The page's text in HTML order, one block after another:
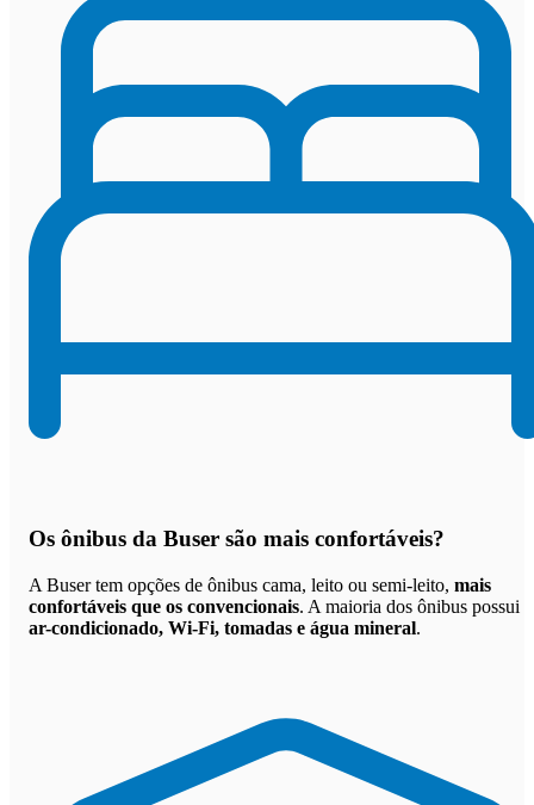
Os ônibus da Buser são mais confortáveis?
A Buser tem opções de ônibus cama, leito ou semi-leito, mais
confortáveis que os convencionais. A maioria dos ônibus possui
ar-condicionado, Wi-Fi, tomadas e água mineral.